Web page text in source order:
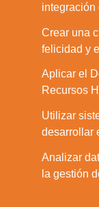
integración
Crear una
felicidad y
Aplicar el
Recursos
Utilizar
desarrollar
Analizar
la gestión